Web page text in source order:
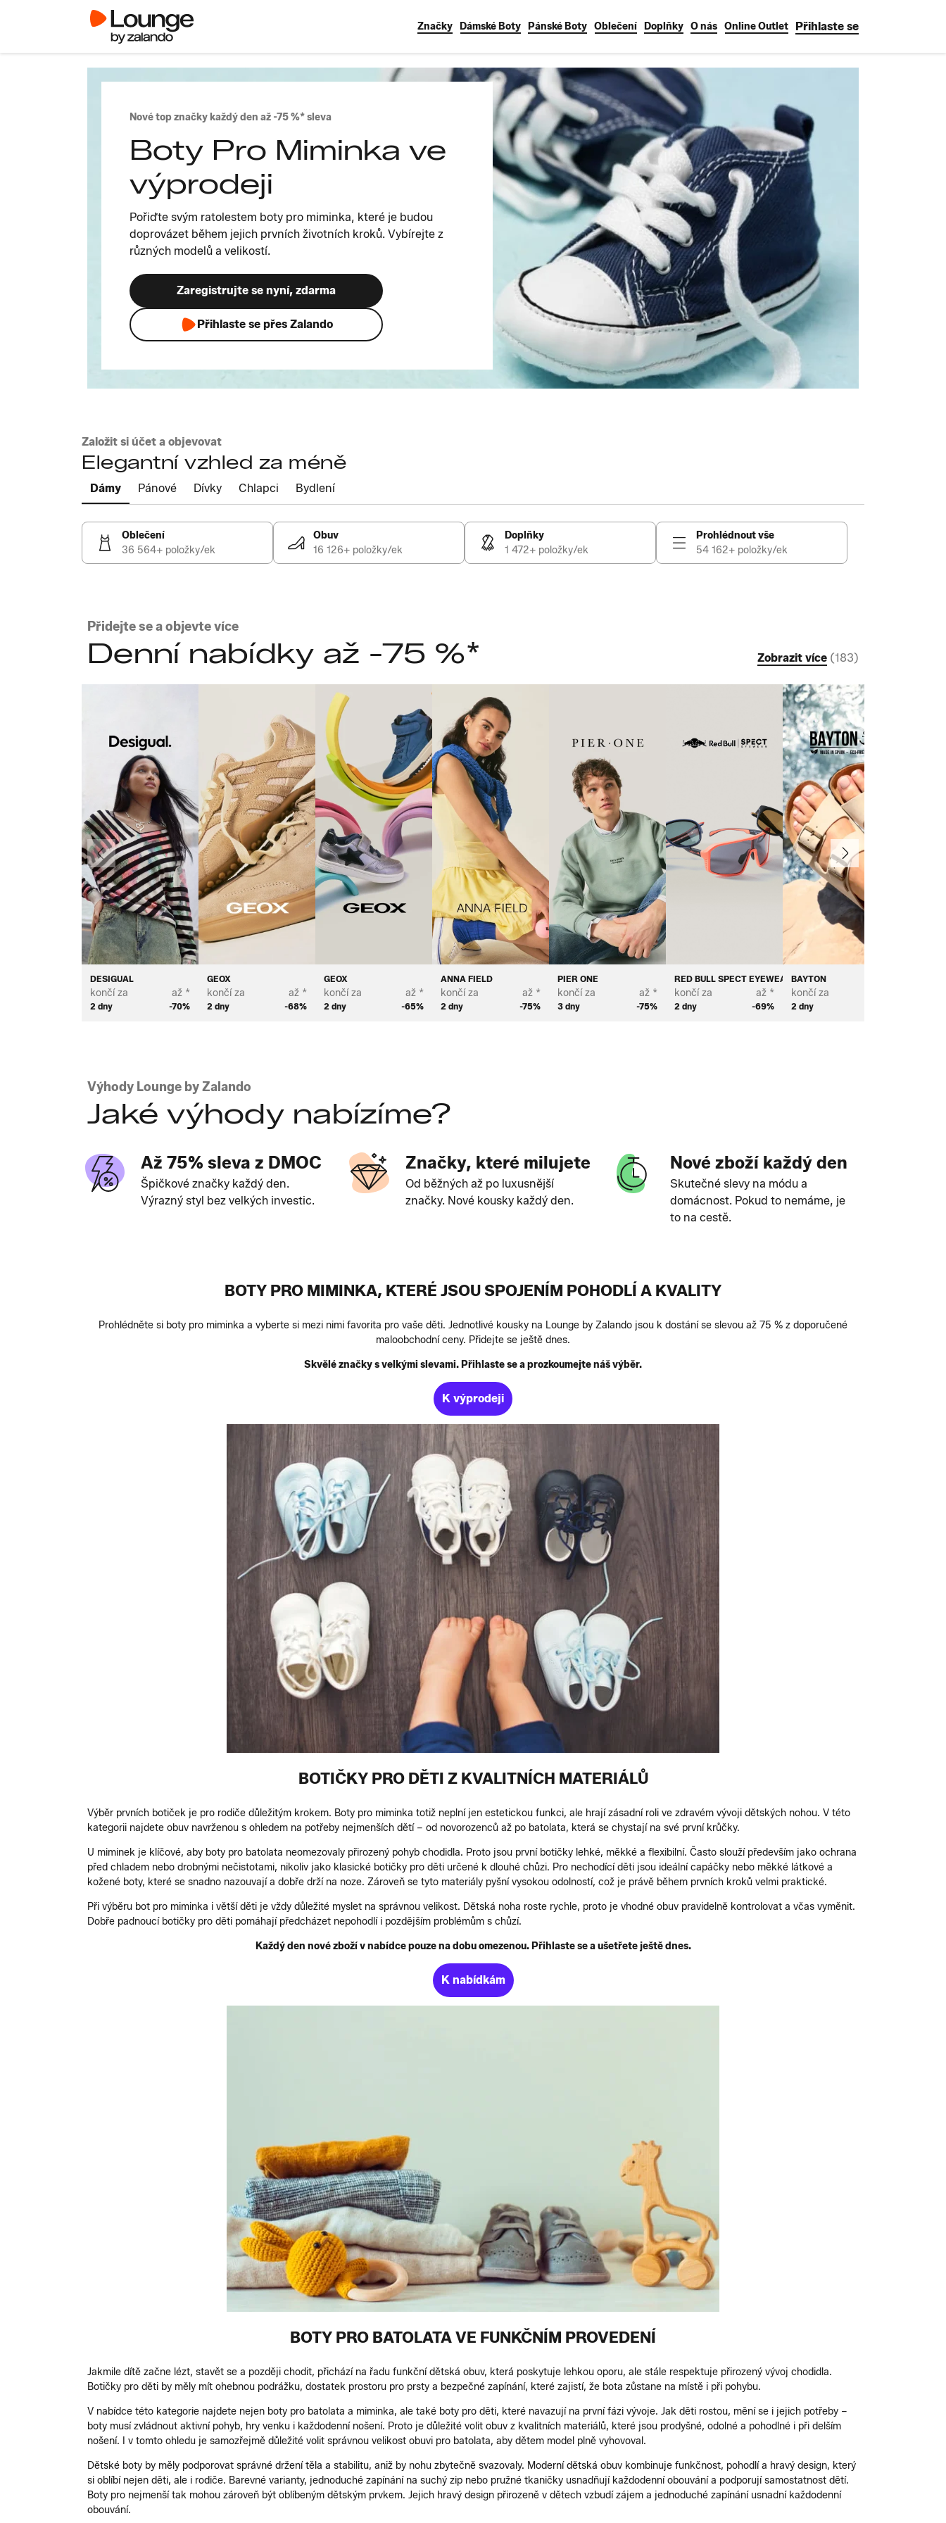
Značky Dámské Boty Pánské Boty Oblečení Doplňky O nás Online Outlet Přihlaste se
Nové top značky každý den až -75 %* sleva
Boty Pro Miminka ve
výprodeji
Pořiďte svým ratolestem boty pro miminka, které je budou
doprovázet během jejich prvních životních kroků. Vybírejte z
různých modelů a velikostí.
Zaregistrujte se nyní, zdarma
Přihlaste se přes Zalando
Založit si účet a objevovat
Elegantní vzhled za méně
Dámy Pánové Dívky Chlapci Bydlení
Oblečení
36 564+ položky/ek
Obuv
16 126+ položky/ek
Doplňky
1 472+ položky/ek
Prohlédnout vše
54 162+ položky/ek
Přidejte se a objevte více
Denní nabídky až -75 %* Zobrazit více (183)
DESIGUAL
končí za
2 dny
až *
-70%
GEOX
končí za
2 dny
až *
-68%
GEOX
končí za
2 dny
až *
-65%
ANNA FIELD
končí za
2 dny
až *
-75%
PIER ONE
končí za
3 dny
až *
-75%
RED BULL SPECT EYEWEAR
končí za
2 dny
až *
-69%
BAYTON
končí za
2 dny
Předchozí Další
Výhody Lounge by Zalando
Jaké výhody nabízíme?
Až 75% sleva z DMOC
Špičkové značky každý den.
Výrazný styl bez velkých investic.
Značky, které milujete
Od běžných až po luxusnější
značky. Nové kousky každý den.
Nové zboží každý den
Skutečné slevy na módu a
domácnost. Pokud to nemáme, je
to na cestě.
BOTY PRO MIMINKA, KTERÉ JSOU SPOJENÍM POHODLÍ A KVALITY
Prohlédněte si boty pro miminka a vyberte si mezi nimi favorita pro vaše děti. Jednotlivé kousky na Lounge by Zalando jsou k dostání se slevou až 75 % z doporučené
maloobchodní ceny. Přidejte se ještě dnes.
Skvělé značky s velkými slevami. Přihlaste se a prozkoumejte náš výběr.
K výprodeji
BOTIČKY PRO DĚTI Z KVALITNÍCH MATERIÁLŮ
Výběr prvních botiček je pro rodiče důležitým krokem. Boty pro miminka totiž neplní jen estetickou funkci, ale hrají zásadní roli ve zdravém vývoji dětských nohou. V této
kategorii najdete obuv navrženou s ohledem na potřeby nejmenších dětí – od novorozenců až po batolata, která se chystají na své první krůčky.
U miminek je klíčové, aby boty pro batolata neomezovaly přirozený pohyb chodidla. Proto jsou první botičky lehké, měkké a flexibilní. Často slouží především jako ochrana
před chladem nebo drobnými nečistotami, nikoliv jako klasické botičky pro děti určené k dlouhé chůzi. Pro nechodící děti jsou ideální capáčky nebo měkké látkové a
kožené boty, které se snadno nazouvají a dobře drží na noze. Zároveň se tyto materiály pyšní vysokou odolností, což je právě během prvních kroků velmi praktické.
Při výběru bot pro miminka i větší děti je vždy důležité myslet na správnou velikost. Dětská noha roste rychle, proto je vhodné obuv pravidelně kontrolovat a včas vyměnit.
Dobře padnoucí botičky pro děti pomáhají předcházet nepohodlí i pozdějším problémům s chůzí.
Každý den nové zboží v nabídce pouze na dobu omezenou. Přihlaste se a ušetřete ještě dnes.
K nabídkám
BOTY PRO BATOLATA VE FUNKČNÍM PROVEDENÍ
Jakmile dítě začne lézt, stavět se a později chodit, přichází na řadu funkční dětská obuv, která poskytuje lehkou oporu, ale stále respektuje přirozený vývoj chodidla.
Botičky pro děti by měly mít ohebnou podrážku, dostatek prostoru pro prsty a bezpečné zapínání, které zajistí, že bota zůstane na místě i při pohybu.
V nabídce této kategorie najdete nejen boty pro batolata a miminka, ale také boty pro děti, které navazují na první fázi vývoje. Jak děti rostou, mění se i jejich potřeby –
boty musí zvládnout aktivní pohyb, hry venku i každodenní nošení. Proto je důležité volit obuv z kvalitních materiálů, které jsou prodyšné, odolné a pohodlné i při delším
nošení. I v tomto ohledu je samozřejmě důležité volit správnou velikost obuvi pro batolata, aby dětem model plně vyhovoval.
Dětské boty by měly podporovat správné držení těla a stabilitu, aniž by nohu zbytečně svazovaly. Moderní dětská obuv kombinuje funkčnost, pohodlí a hravý design, který
si oblíbí nejen děti, ale i rodiče. Barevné varianty, jednoduché zapínání na suchý zip nebo pružné tkaničky usnadňují každodenní obouvání a podporují samostatnost dětí.
Boty pro nejmenší tak mohou zároveň být oblíbeným dětským prvkem. Jejich hravý design přirozeně v dětech vzbudí zájem a jednoduché zapínání usnadní každodenní
obouvání.